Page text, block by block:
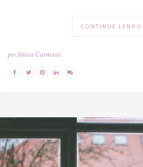
CONTINUE LENDO
porJéssica Carmassi